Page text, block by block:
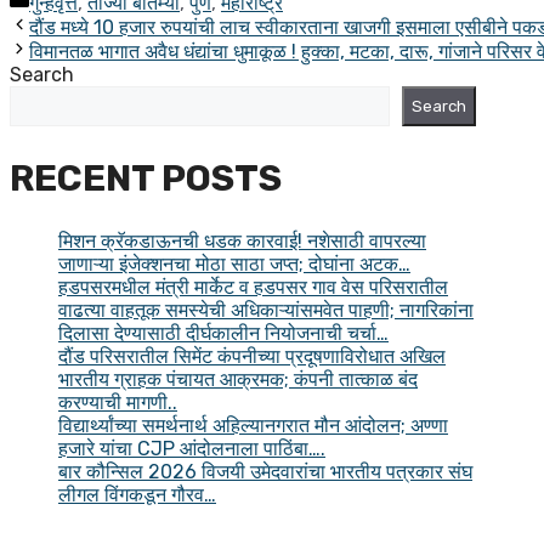
Share
दौंड मध्ये 10 हजार रुपयांची लाच स्वीकारताना खाजगी इसमाला एसीबीने
विमानतळ भागात अवैध धंद्यांचा धुमाकूळ ! हुक्का, मटका, दारू, गांजाने परिसर
Search
Search
RECENT POSTS
मिशन क्रॅकडाऊनची धडक कारवाई! नशेसाठी वापरल्या
जाणाऱ्या इंजेक्शनचा मोठा साठा जप्त; दोघांना अटक…
हडपसरमधील मंत्री मार्केट व हडपसर गाव वेस परिसरातील
वाढत्या वाहतूक समस्येची अधिकाऱ्यांसमवेत पाहणी; नागरिकांना
दिलासा देण्यासाठी दीर्घकालीन नियोजनाची चर्चा…
दौंड परिसरातील सिमेंट कंपनीच्या प्रदूषणाविरोधात अखिल
भारतीय ग्राहक पंचायत आक्रमक; कंपनी तात्काळ बंद
करण्याची मागणी..
विद्यार्थ्यांच्या समर्थनार्थ अहिल्यानगरात मौन आंदोलन; अण्णा
हजारे यांचा CJP आंदोलनाला पाठिंबा….
बार कौन्सिल 2026 विजयी उमेदवारांचा भारतीय पत्रकार संघ
लीगल विंगकडून गौरव…